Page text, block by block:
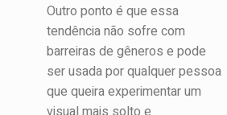
Outro ponto é que essa
tendência não sofre com
barreiras de gêneros e pode
ser usada por qualquer pessoa
que queira experimentar um